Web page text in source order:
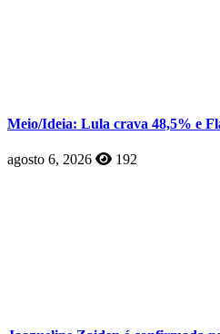
Meio/Ideia: Lula crava 48,5% e
agosto 6, 2026 192